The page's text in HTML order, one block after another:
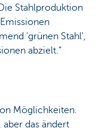
Stahlproduktion
'grünen Stahl',
abzielt.“
Möglichkeiten.
das ändert